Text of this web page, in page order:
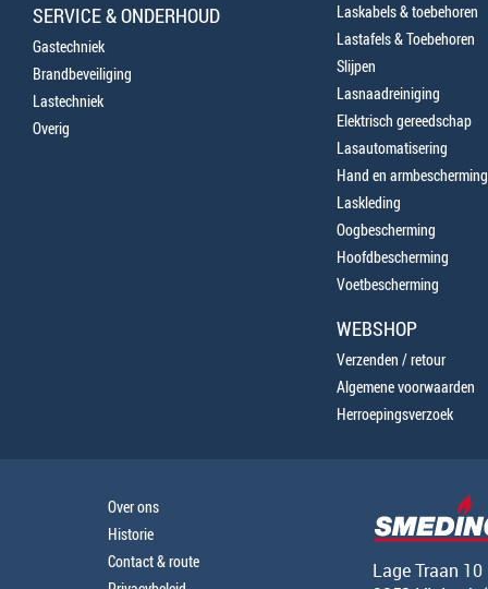
SERVICE & ONDERHOUD
Gastechniek
Brandbeveiliging
Lastechniek
Overig
Laskabels & toebehoren
Lastafels & Toebehoren
Slijpen
Lasnaadreiniging
Elektrisch gereedschap
Lasautomatisering
Hand en armbescherming
Laskleding
Oogbescherming
Hoofdbescherming
Voetbescherming
WEBSHOP
Verzenden / retour
Algemene voorwaarden
Herroepingsverzoek
Over ons
Historie
Contact & route
Lage Traan 10